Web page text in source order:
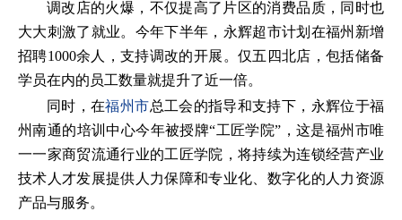
调改店的火爆，不仅提高了片区的消费品质，同时也
大大刺激了就业。今年下半年，永辉超市计划在福州新增
招聘1000余人，支持调改的开展。仅五四北店，包括储备
学员在内的员工数量就提升了近一倍。
同时，在福州市总工会的指导和支持下，永辉位于福
州南通的培训中心今年被授牌“工匠学院”，这是福州市唯
一一家商贸流通行业的工匠学院，将持续为连锁经营产业
技术人才发展提供人力保障和专业化、数字化的人力资源
产品与服务。